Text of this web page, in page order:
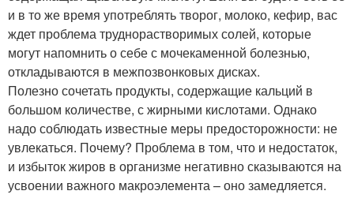
и в то же время употреблять творог, молоко, кефир, вас
ждет проблема труднорастворимых солей, которые
могут напомнить о себе с мочекаменной болезнью,
откладываются в межпозвонковых дисках.
Полезно сочетать продукты, содержащие кальций в
большом количестве, с жирными кислотами. Однако
надо соблюдать известные меры предосторожности: не
увлекаться. Почему? Проблема в том, что и недостаток,
и избыток жиров в организме негативно сказываются на
усвоении важного макроэлемента – оно замедляется.